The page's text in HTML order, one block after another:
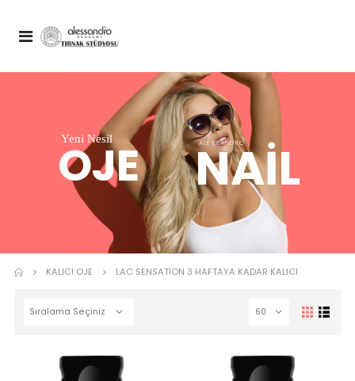
Yeni Nesil
OJE ALESSANDRO
NAIL
KALICI OJE LAC SENSATION 3 HAFTAYA KADAR KALICI
Nail Spa Manicure Cuticare Nou
Protez Tırnak Makası